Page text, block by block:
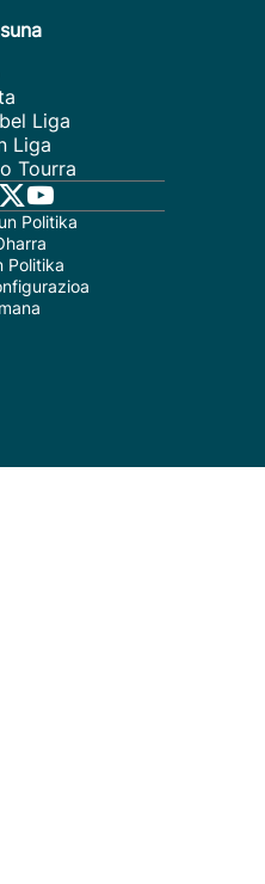
Liga
Liga
Tourra
Politika
Politika